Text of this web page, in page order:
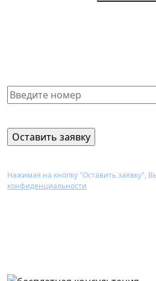
Нажимая на кнопку "Оставить заявку",
конфиденциальности